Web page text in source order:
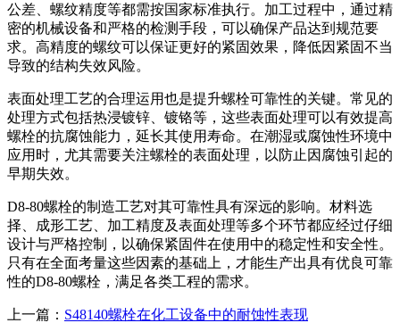
公差、螺纹精度等都需按国家标准执行。加工过程中，通过精
密的机械设备和严格的检测手段，可以确保产品达到规范要
求。高精度的螺纹可以保证更好的紧固效果，降低因紧固不当
导致的结构失效风险。
表面处理工艺的合理运用也是提升螺栓可靠性的关键。常见的
处理方式包括热浸镀锌、镀铬等，这些表面处理可以有效提高
螺栓的抗腐蚀能力，延长其使用寿命。在潮湿或腐蚀性环境中
应用时，尤其需要关注螺栓的表面处理，以防止因腐蚀引起的
早期失效。
D8-80螺栓的制造工艺对其可靠性具有深远的影响。材料选
择、成形工艺、加工精度及表面处理等多个环节都应经过仔细
设计与严格控制，以确保紧固件在使用中的稳定性和安全性。
只有在全面考量这些因素的基础上，才能生产出具有优良可靠
性的D8-80螺栓，满足各类工程的需求。
上一篇： S48140螺栓在化工设备中的耐蚀性表现